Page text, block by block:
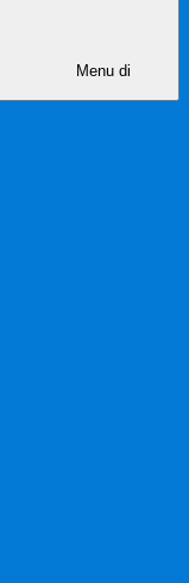
Menu di